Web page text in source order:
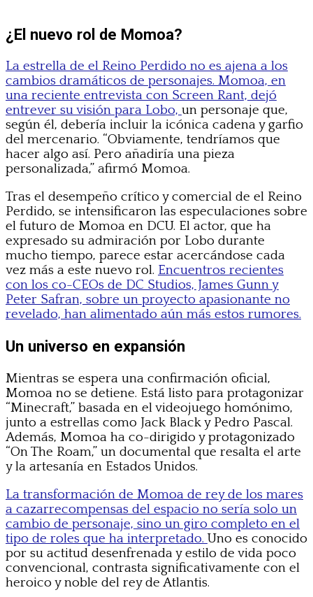
¿El nuevo rol de Momoa?
La estrella de el Reino Perdido no es ajena a los
cambios dramáticos de personajes. Momoa, en
una reciente entrevista con Screen Rant, dejó
entrever su visión para Lobo, un personaje que,
según él, debería incluir la icónica cadena y garfio
del mercenario. “Obviamente, tendríamos que
hacer algo así. Pero añadiría una pieza
personalizada,” afirmó Momoa.
Tras el desempeño crítico y comercial de el Reino
Perdido, se intensificaron las especulaciones sobre
el futuro de Momoa en DCU. El actor, que ha
expresado su admiración por Lobo durante
mucho tiempo, parece estar acercándose cada
vez más a este nuevo rol. Encuentros recientes
con los co-CEOs de DC Studios, James Gunn y
Peter Safran, sobre un proyecto apasionante no
revelado, han alimentado aún más estos rumores.
Un universo en expansión
Mientras se espera una confirmación oficial,
Momoa no se detiene. Está listo para protagonizar
“Minecraft,” basada en el videojuego homónimo,
junto a estrellas como Jack Black y Pedro Pascal.
Además, Momoa ha co-dirigido y protagonizado
“On The Roam,” un documental que resalta el arte
y la artesanía en Estados Unidos.
La transformación de Momoa de rey de los mares
a cazarrecompensas del espacio no sería solo un
cambio de personaje, sino un giro completo en el
tipo de roles que ha interpretado. Uno es conocido
por su actitud desenfrenada y estilo de vida poco
convencional, contrasta significativamente con el
heroico y noble del rey de Atlantis.